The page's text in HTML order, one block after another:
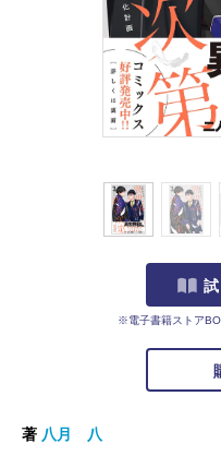
※電子書籍ストア
著 八月 八